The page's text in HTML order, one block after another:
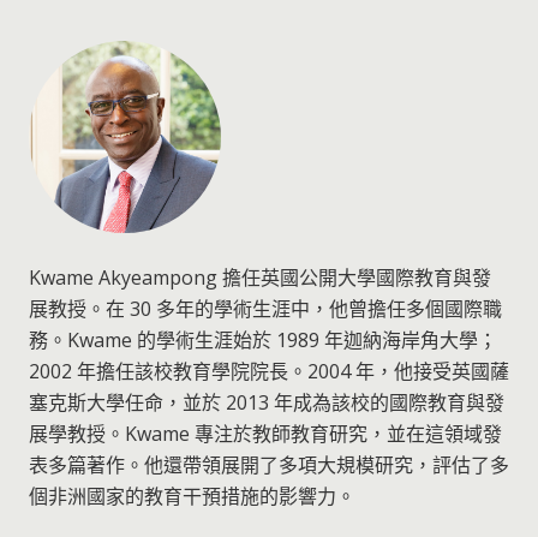
Kwame Akyeampong 擔任英國公開大學國際教育與發
展教授。在 30 多年的學術生涯中，他曾擔任多個國際職
務。Kwame 的學術生涯始於 1989 年迦納海岸角大學；
2002 年擔任該校教育學院院長。2004 年，他接受英國薩
塞克斯大學任命，並於 2013 年成為該校的國際教育與發
展學教授。Kwame 專注於教師教育研究，並在這領域發
表多篇著作。他還帶領展開了多項大規模研究，評估了多
個非洲國家的教育干預措施的影響力。